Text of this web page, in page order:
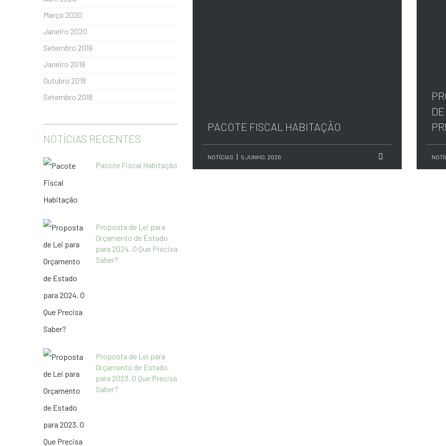
PACOTE FISCAL HABITAÇÃO
NOTÍCIAS 5 JUNHO, 2026
Março 2020
Janeiro 2020
Setembro 2019
Janeiro 2019
Outubro 2018
Setembro 2018
NOTÍCIAS RECENTES
Pacote Fiscal Habitação
Proposta de Lei para
Orçamento de Estado
para 2024. O Que Precisa
Saber?
Proposta de Lei para
Orçamento de Estado
para 2023. O Que Precisa
Saber?